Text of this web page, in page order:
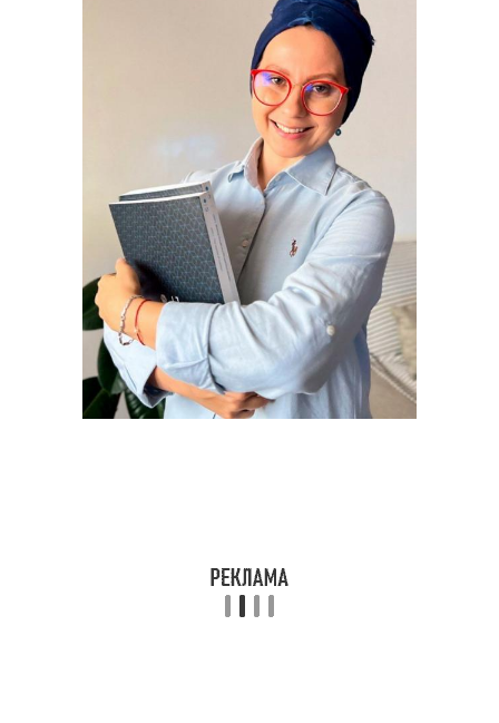
Маникюр на короткие
ногти
Короткие ногти
Ногти в домашних
условиях
Лак на короткие ногти